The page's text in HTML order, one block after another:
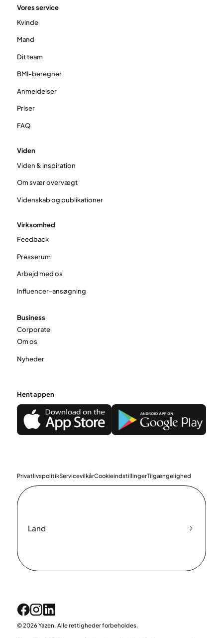
Vores service
Kvinde
Mand
Dit team
BMI-beregner
Anmeldelser
Priser
FAQ
Viden
Viden & inspiration
Om svær overvægt
Videnskab og publikationer
Virksomhed
Feedback
Presserum
Arbejd med os
Influencer-ansøgning
Business
Corporate
Om os
Nyheder
Hent appen
PrivatlivspolitikServicevilkårCookieindstillingerTilgængelighed
Land
© 2026 Yazen. Alle rettigheder forbeholdes.